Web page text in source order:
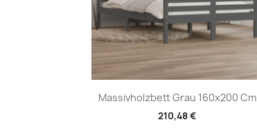
Massivholzbett Grau 160x200 Cm
210,48 €
Vorschau